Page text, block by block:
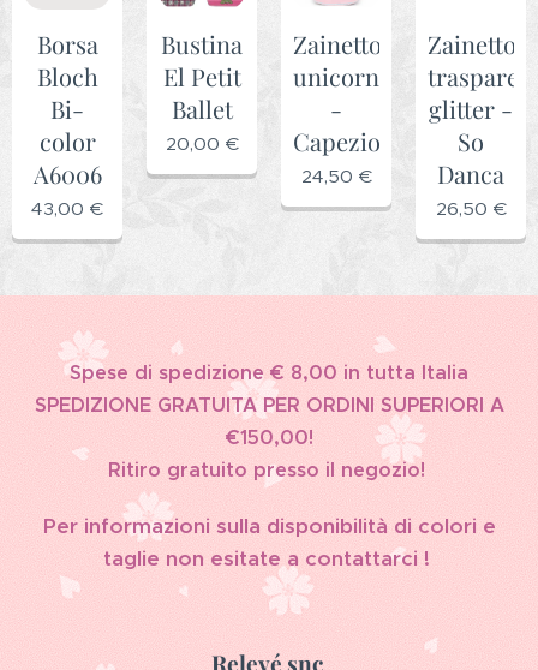
Borsa
Bloch
Bi-
color
A6006
43,00 €
Bustina
El Petit
Ballet
20,00 €
Zainetto
unicorno
-
Capezio
24,50 €
Zainetto
glitter -
So
Danca
26,50 €
Spese di spedizione € 8,00 in tutta Italia
SPEDIZIONE GRATUITA PER ORDINI SUPERIORI A
€150,00!
Ritiro gratuito presso il negozio!
Per informazioni sulla disponibilità di colori e
taglie non esitate a contattarci !
Relevé snc